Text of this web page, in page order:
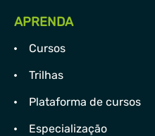
APRENDA
Cursos
Trilhas
Plataforma de cursos
Especialização